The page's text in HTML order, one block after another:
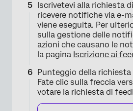
Iscrivetevi alla richiesta
ricevere notifiche via e-
viene eseguita. Per
sulla gestione delle
azioni che causano le
la pagina Iscrizione ai
Punteggio della
Fate clic sulla freccia
votare la richiesta di